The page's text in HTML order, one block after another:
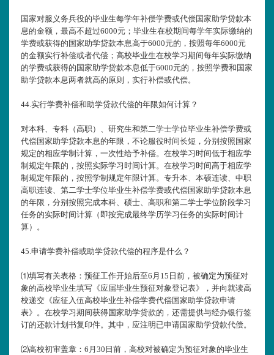
国家对服义务兵役的毕业生每学年补偿学费或代偿国家助学贷款本
息的金额，最高不超过6000元；毕业生在校期间每学年实际缴纳的
学费或获得的国家助学贷款本息高于6000元的，按照每年6000元
的金额实行补偿或者代偿；高校毕业生在校学习期间每年实际缴纳
的学费或获得的国家助学贷款本息低于6000元的，按照学费和国家
助学贷款本息两者就高的原则，实行补偿或代偿。
44.实行学费补偿和助学贷款代偿的年限如何计算？
对本科、专科（高职）、研究生和第二学士学位毕业生补偿学费或
代偿国家助学贷款本息的年限，不论服役时间长短，分别按照国家
规定的相应学制计算，一次性给予补偿。在校学习时间低于相应学
制规定年限的，按照实际学习时间计算。在校学习时间高于相应学
制规定年限的，按照学制规定年限计算。专升本、本硕连读、中职
高职连读、第二学士学位毕业生补偿学费或代偿国家助学贷款本息
的年限，分别按照完成本科、硕士、高职和第二学士学位阶段学习
任务的实际时间计算（即按完成最终学历学习任务的实际时间计
算）。
45.申请学费补偿或助学贷款代偿的程序是什么？
⑴填写有关表格：预征工作开始后至6月15日前，被确定为预征对
象的高校毕业生填写《应届毕业生预征对象登记表》，并向就读高
校递交《应征入伍高校毕业生补偿学费代偿国家助学贷款申请
表》。在校学习期间获得国家助学贷款的，还需提供与经办银行签
订的还款计划书复印件。其中，应注明已申请国家助学贷款代偿。
⑵高校初审盖章：6月30日前，高校对被确定为预征对象的毕业生